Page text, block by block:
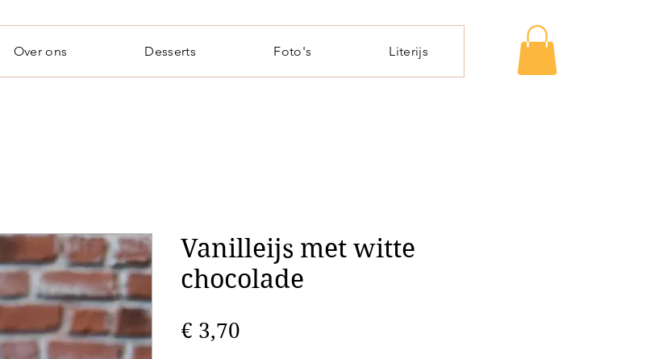
Over ons Desserts Foto's Literijs
Vanilleijs met witte
chocolade
€ 3,70